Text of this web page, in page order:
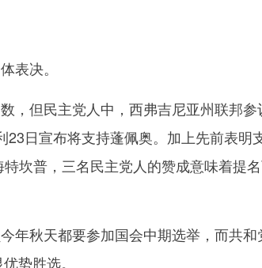
决。
但民主党人中，西弗吉尼亚州联邦参
23日宣布将支持蓬佩奥。加上先前表明
坎普，三名民主党人的赞成意味着提
秋天都要参加国会中期选举，而共和
势胜选。